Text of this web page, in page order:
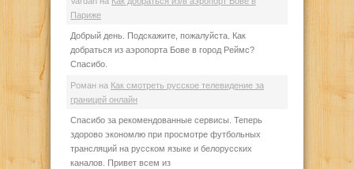
Париже
Добрый день. Подскажите, пожалуйста. Как
добраться из аэропорта Бове в город Реймс?
Спасибо.
Роман на Как смотреть русское телевидение за
границей онлайн
Спасибо за рекомендованные сервисы. Теперь
здорово экономлю при просмотре футбольных
трансляций на русском языке и белорусских
каналов. Привет всем из